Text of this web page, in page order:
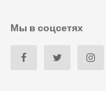
Мы в соцсетях